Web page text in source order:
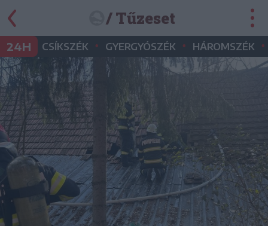
/ Tűzeset
24H CSÍKSZÉK • GYERGYÓSZÉK • HÁROMSZÉK •